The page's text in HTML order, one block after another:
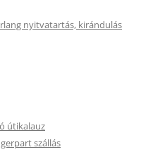
nyitvatartás, kirándulás
útikalauz
szállás